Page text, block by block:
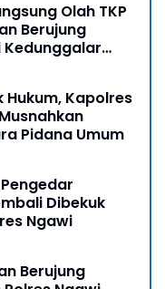
Olah TKP
Berujung
Kedunggalar
Hukum, Kapolres
Pidana Umum
Dibekuk
Ngawi
Berujung